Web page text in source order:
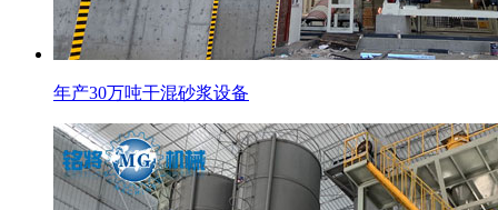
年产30万吨干混砂浆设备